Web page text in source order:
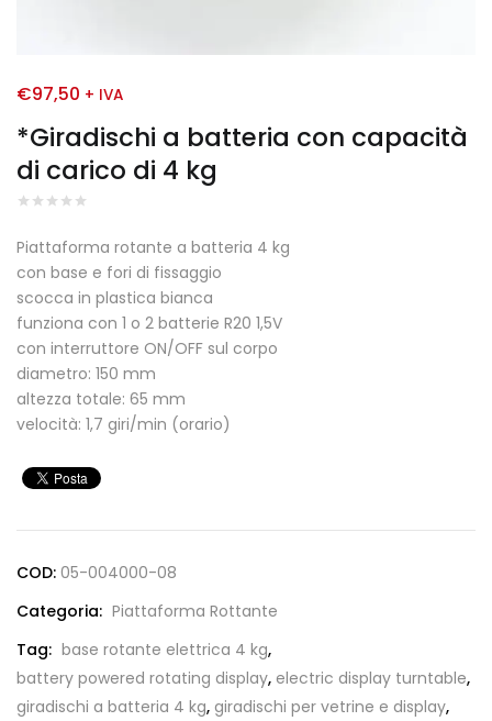
*Giradischi a batteria con capacità
di carico di 4 kg
€97,50 + IVA
Piattaforma rotante a batteria 4 kg
con base e fori di fissaggio
scocca in plastica bianca
funziona con 1 o 2 batterie R20 1,5V
con interruttore ON/OFF sul corpo
diametro: 150 mm
altezza totale: 65 mm
velocità: 1,7 giri/min (orario)
COD: 05-004000-08
Categoria: Piattaforma Rottante
Tag: base rotante elettrica 4 kg,
battery powered rotating display, electric display turntable,
giradischi a batteria 4 kg, giradischi per vetrine e display,